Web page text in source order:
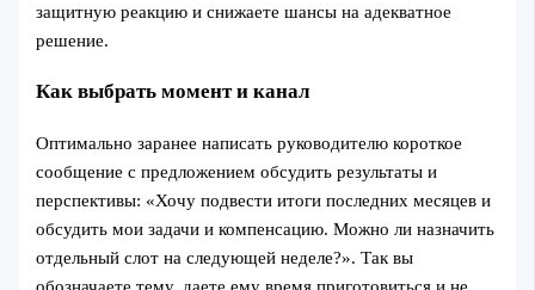
защитную реакцию и снижаете шансы на адекватное
решение.
Как выбрать момент и канал
Оптимально заранее написать руководителю короткое
сообщение с предложением обсудить результаты и
перспективы: «Хочу подвести итоги последних месяцев и
обсудить мои задачи и компенсацию. Можно ли назначить
отдельный слот на следующей неделе?». Так вы